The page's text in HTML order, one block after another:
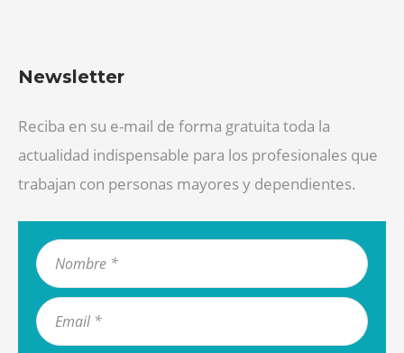
Newsletter
Reciba en su e-mail de forma gratuita toda la
actualidad indispensable para los profesionales que
trabajan con personas mayores y dependientes.